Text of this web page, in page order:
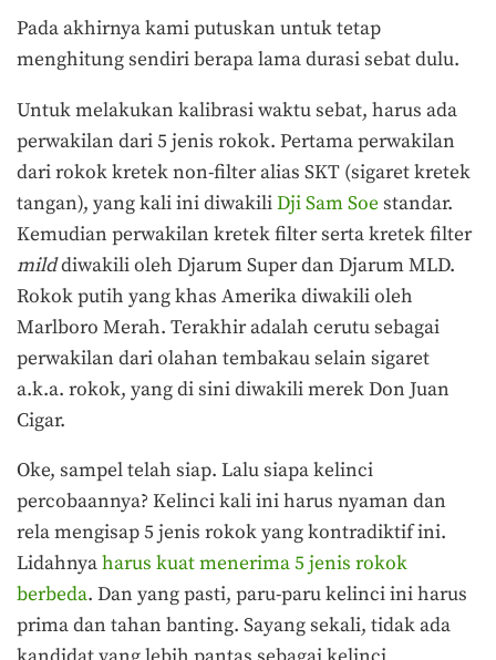
Pada akhirnya kami putuskan untuk tetap
menghitung sendiri berapa lama durasi sebat dulu.
Untuk melakukan kalibrasi waktu sebat, harus ada
perwakilan dari 5 jenis rokok. Pertama perwakilan
dari rokok kretek non-filter alias SKT (sigaret kretek
tangan), yang kali ini diwakiliDji Sam Soe standar.
Kemudian perwakilan kretek filter serta kretek filter
milddiwakili oleh Djarum Super dan Djarum MLD.
Rokok putih yang khas Amerika diwakili oleh
Marlboro Merah. Terakhir adalah cerutu sebagai
perwakilan dari olahan tembakau selain sigaret
a.k.a. rokok, yang di sini diwakili merek Don Juan
Cigar.
Oke, sampel telah siap. Lalu siapa kelinci
percobaannya? Kelinci kali ini harus nyaman dan
rela mengisap 5 jenis rokok yang kontradiktif ini.
Lidahnyaharus kuat menerima 5 jenis rokok
berbeda. Dan yang pasti, paru-paru kelinci ini harus
prima dan tahan banting. Sayang sekali, tidak ada